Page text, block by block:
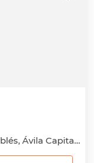
San Nicolás-La Toledana-Valle Amblés, Ávila Capital, Ávila